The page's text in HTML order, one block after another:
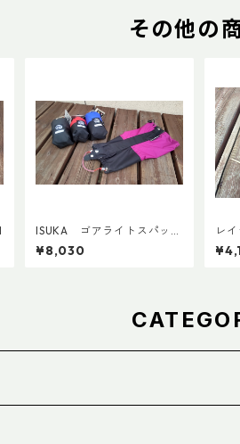
その他の
ISUKA ゴアライトスパッツ
カスタム STD
¥8,030
レ
ムパ